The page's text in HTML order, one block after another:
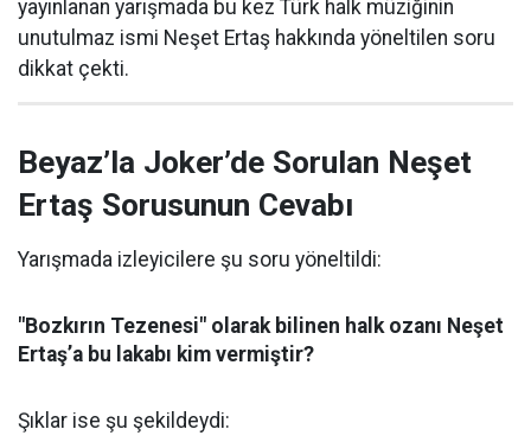
yayınlanan yarışmada bu kez Türk halk müziğinin
unutulmaz ismi Neşet Ertaş hakkında yöneltilen soru
dikkat çekti.
Beyaz’la Joker’de Sorulan Neşet
Ertaş Sorusunun Cevabı
Yarışmada izleyicilere şu soru yöneltildi:
"Bozkırın Tezenesi" olarak bilinen halk ozanı Neşet
Ertaş’a bu lakabı kim vermiştir?
Şıklar ise şu şekildeydi: